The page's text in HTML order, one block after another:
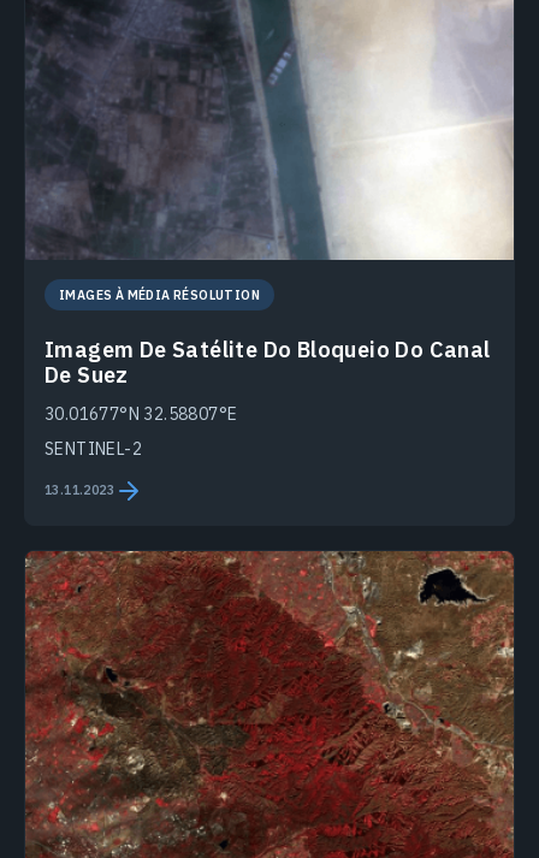
IMAGES À MÉDIA RÉSOLUTION
Imagem De Satélite Do Bloqueio Do Canal
De Suez
30.01677°N 32.58807°E
SENTINEL-2
13.11.2023